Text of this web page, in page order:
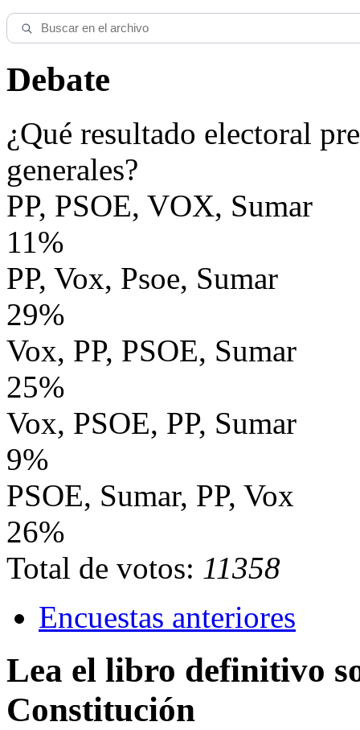
Debate
¿Qué resultado electoral
generales?
PP, PSOE, VOX, Sumar
11%
PP, Vox, Psoe, Sumar
29%
Vox, PP, PSOE, Sumar
25%
Vox, PSOE, PP, Sumar
9%
PSOE, Sumar, PP, Vox
26%
Total de votos: 11358
Encuestas anteriores
Lea el libro definitivo
Constitución